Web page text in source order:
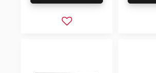
Lägg till i favoriter